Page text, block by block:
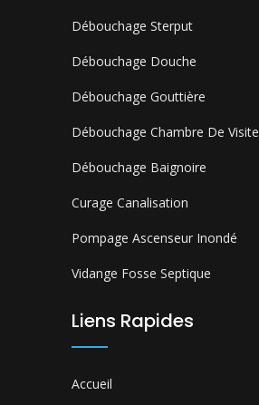
Débouchage Sterput
Débouchage Douche
Débouchage Gouttière
Débouchage Chambre De Visite
Débouchage Baignoire
Curage Canalisation
Pompage Ascenseur Inondé
Vidange Fosse Septique
Liens Rapides
Accueil